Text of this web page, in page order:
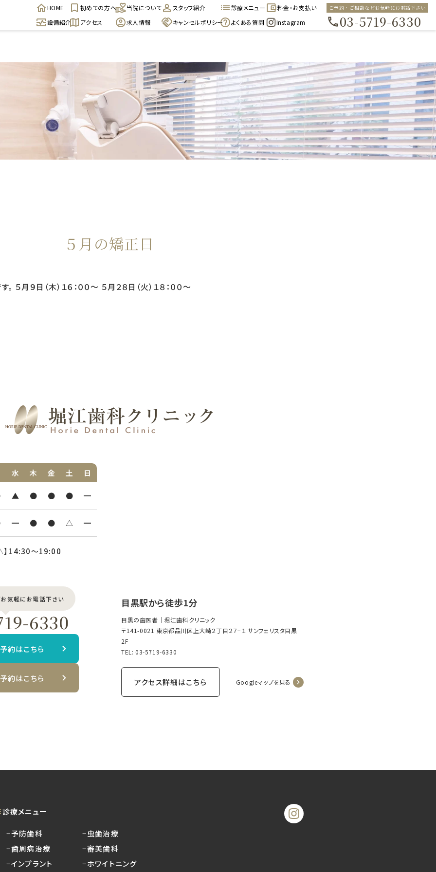
HOME 初めての方へ 当院について スタッフ紹介 診療メニュー
料金・お支払い
設備紹介
アクセス 求人情報 キャンセルポリシー よくある質問 Instagram
ご予約・ご相談などお気軽にお電話下さい
03-5719-6330
５月の矯正日
月９日（木）１６：００〜 ５月２８日（火）１８：００〜
水 木 金 土 日
▲ ● ● ● ━
━ ● ● △ ━
14:30〜19:00
気軽にお電話下さい
6330
約はこちら
約はこちら
目黒駅から徒歩1分
目黒の歯医者｜堀江歯科クリニック
〒141-0021 東京都品川区上大崎２丁目２７−１ サンフェリスタ目黒
2F
TEL: 03-5719-6330
アクセス詳細はこちら Googleマップを見る
診療メニュー
−予防歯科
−歯周病治療
−インプラント
−虫歯治療
−審美歯科
−ホワイトニング